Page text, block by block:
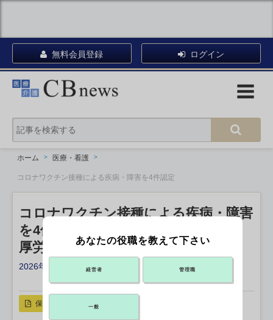
無料会員登録 ログイン
ホーム 医療・看護
コロナワクチン接種による疾病・障害を4件認定
コロナワクチン接種による疾病・障害
を4件認定
厚労省の予防接種審査分科会
2026年06月24日 15:02
X ポスト
保存
あなたの役職を教えて下さい
経営者 管理職
一般